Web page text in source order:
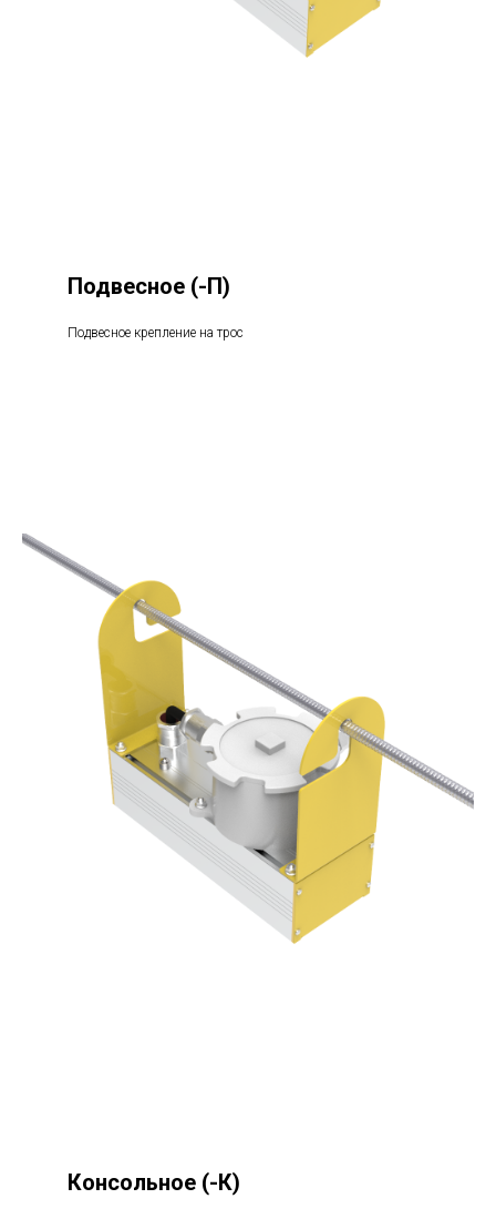
Подвесное (-П)
Подвесное крепление на трос
Консольное(-К)